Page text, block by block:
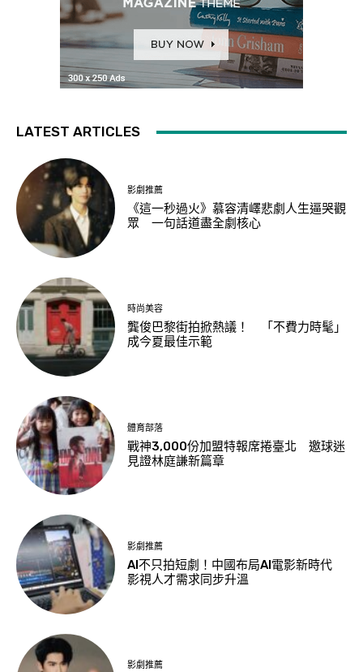
LATEST ARTICLES
影劇推薦
《這一秒過火》慕容清嶧悲劇人生逼哭觀
眾 一句話道盡全劇核心
時尚美容
龔俊巴黎街拍掀熱議！ 「不費力時髦」
成今夏最佳示範
體育部落
戰神3,000份加盟特報席捲臺北 邀球迷
見證林庭謙新篇章
影劇推薦
AI不只拍短劇！中國布局AI電影新時代
影視人才需求同步升溫
影劇推薦